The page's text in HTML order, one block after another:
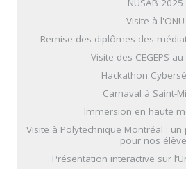
NUSAB 2025
Visite à l'ONU
Remise des diplômes des
Visite des CEGEPS
Hackathon
Carnaval à Saint-
Immersion en haute
Visite à Polytechnique Montréal :
pour nos
Présentation interactive sur